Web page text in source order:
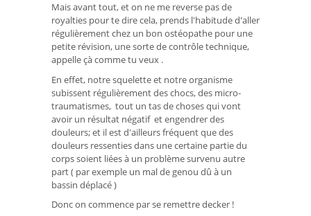
Mais avant tout, et on ne me reverse pas de
royalties pour te dire cela, prends l'habitude d'aller
régulièrement chez un bon ostéopathe pour une
petite révision, une sorte de contrôle technique,
appelle çà comme tu veux .
En effet, notre squelette et notre organisme
subissent régulièrement des chocs, des micro-
traumatismes, tout un tas de choses qui vont
avoir un résultat négatif et engendrer des
douleurs; et il est d'ailleurs fréquent que des
douleurs ressenties dans une certaine partie du
corps soient liées à un problème survenu autre
part ( par exemple un mal de genou dû à un
bassin déplacé )
Donc on commence par se remettre decker !